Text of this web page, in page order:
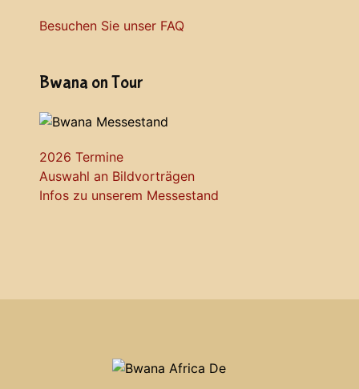
Besuchen Sie unser FAQ
Bwana on Tour
2026 Termine
Auswahl an Bildvorträgen
Infos zu unserem Messestand